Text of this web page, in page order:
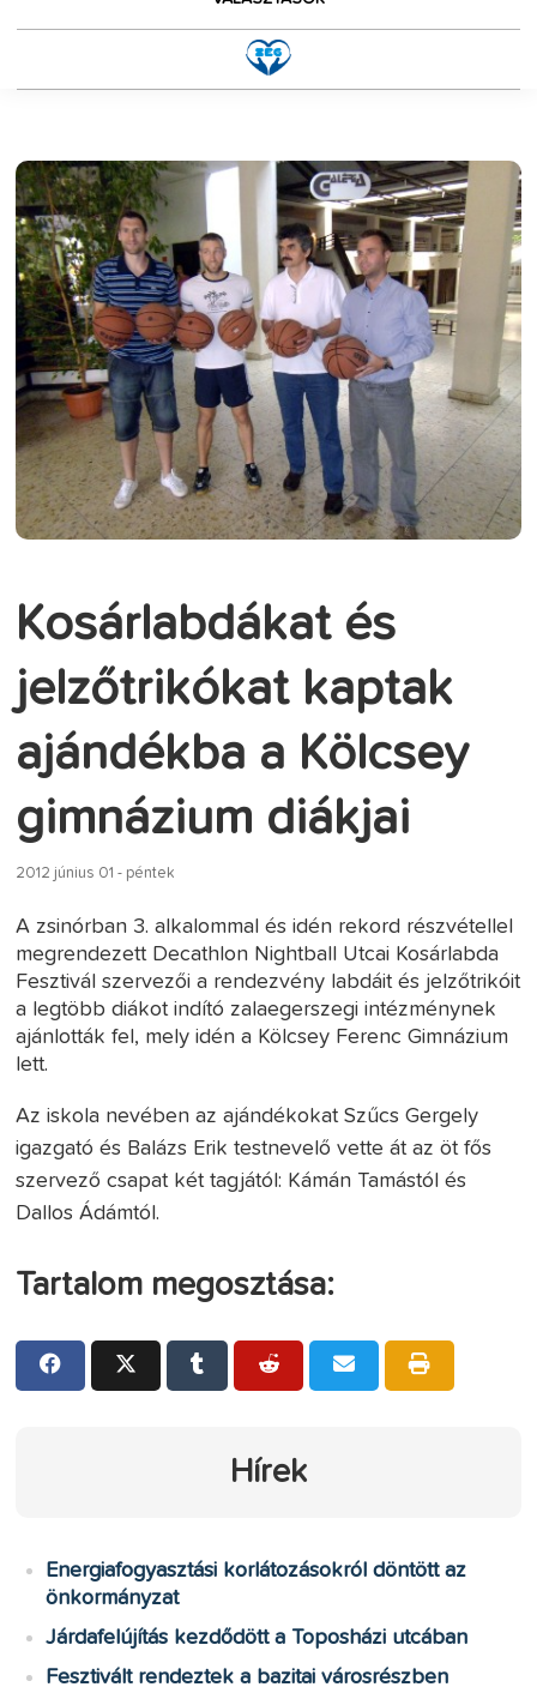
Kosárlabdákat és
jelzőtrikókat kaptak
ajándékba a Kölcsey
gimnázium diákjai
2012 június 01 - péntek
A zsinórban 3. alkalommal és idén rekord részvétellel
megrendezett Decathlon Nightball Utcai Kosárlabda
Fesztivál szervezői a rendezvény labdáit és jelzőtrikóit
a legtöbb diákot indító zalaegerszegi intézménynek
ajánlották fel, mely idén a Kölcsey Ferenc Gimnázium
lett.
Az iskola nevében az ajándékokat Szűcs Gergely
igazgató és Balázs Erik testnevelő vette át az öt fős
szervező csapat két tagjától: Kámán Tamástól és
Dallos Ádámtól.
Tartalom megosztása:
Hírek
Energiafogyasztási korlátozásokról döntött az
önkormányzat
Járdafelújítás kezdődött a Toposházi utcában
Fesztivált rendeztek a bazitai városrészben